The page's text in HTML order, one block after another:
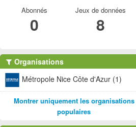
Abonnés
0
Jeux de données
8
Organisations
Métropole Nice Côte d'Azur (1)
Montrer uniquement les organisations
populaires